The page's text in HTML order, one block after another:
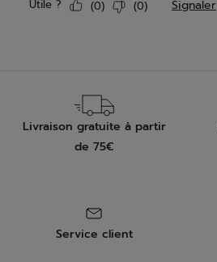
Livraison gratuite à partir
de 75€
Service client